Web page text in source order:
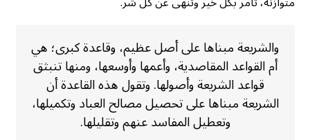
والشريعة مبناها على أصل عظيم، وقاعدة كبرى؛ هي
أم القواعد المقاصدية، وأعمها وأوسعها، ومنها تنبثق
قواعد الشريعة وأصولها. وتقول هذه القاعدة أن
الشريعة مبناها على تحصيل مصالح العباد وتكميلها،
وتعطيل المفاسد عنهم وتقليلها.